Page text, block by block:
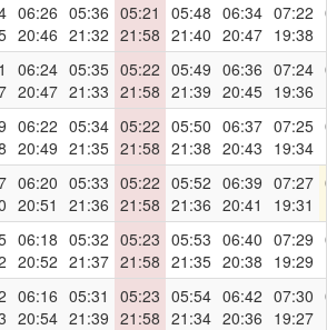
06:26
20:46
05:36
21:32
05:21
21:58
05:48
21:40
06:34
20:47
07:22
19:38
06:24
20:47
05:35
21:33
05:22
21:58
05:49
21:39
06:36
20:45
07:24
19:36
06:22
20:49
05:34
21:35
05:22
21:58
05:50
21:38
06:37
20:43
07:25
19:34
06:20
20:51
05:33
21:36
05:22
21:58
05:52
21:36
06:39
20:41
07:27
19:31
06:18
20:52
05:32
21:37
05:23
21:58
05:53
21:35
06:40
20:38
07:29
19:29
06:16
20:54
05:31
21:39
05:23
21:58
05:54
21:34
06:42
20:36
07:30
19:27